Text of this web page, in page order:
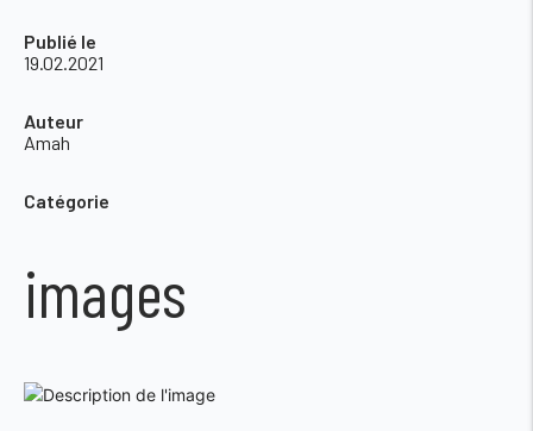
Publié le
19.02.2021
Auteur
Amah
Catégorie
images